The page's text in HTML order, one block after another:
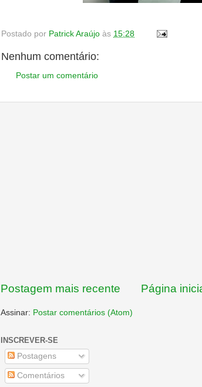
Postado por Patrick Araújo às 15:28
Nenhum comentário:
Postar um comentário
Postagem mais recente Página
Assinar: Postar comentários (Atom)
INSCREVER-SE
Postagens
Comentários